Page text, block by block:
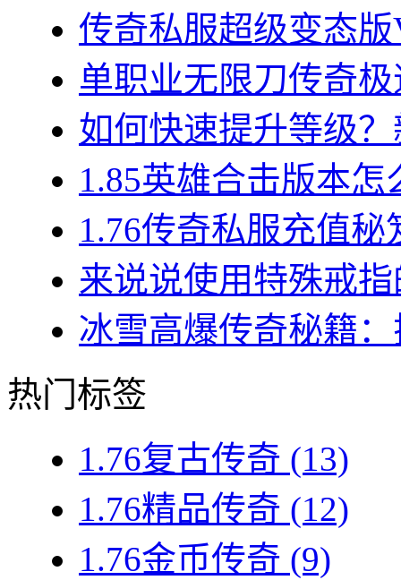
传奇私服超级变态
单职业无限刀传奇
如何快速提升等级
1.85英雄合击版本
1.76传奇私服充值
来说说使用特殊戒
冰雪高爆传奇秘籍
热门标签
1.76复古传奇 (13)
1.76精品传奇 (12)
1.76金币传奇 (9)